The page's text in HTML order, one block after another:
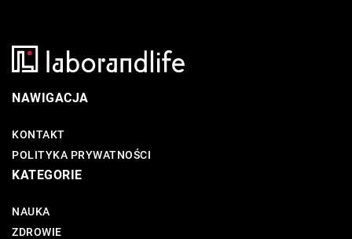
NAWIGACJA
KONTAKT
POLITYKA PRYWATNOŚCI
KATEGORIE
NAUKA
ZDROWIE